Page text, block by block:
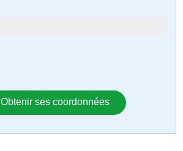
Obtenir ses coordonnées